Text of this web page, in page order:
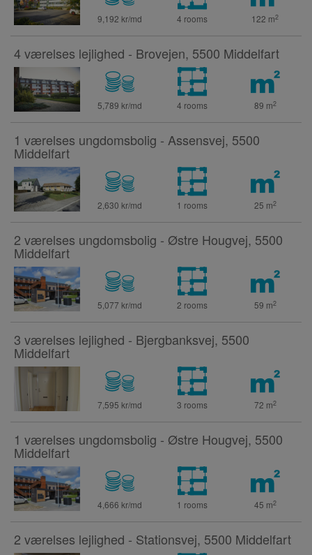
9,192 kr/md 4 rooms 122 m2
4 værelses lejlighed - Brovejen, 5500 Middelfart
5,789 kr/md 4 rooms 89 m2
1 værelses ungdomsbolig - Assensvej, 5500
Middelfart
2,630 kr/md 1 rooms 25 m2
2 værelses ungdomsbolig - Østre Hougvej, 5500
Middelfart
5,077 kr/md 2 rooms 59 m2
3 værelses lejlighed - Bjergbanksvej, 5500
Middelfart
7,595 kr/md 3 rooms 72 m2
1 værelses ungdomsbolig - Østre Hougvej, 5500
Middelfart
4,666 kr/md 1 rooms 45 m2
2 værelses lejlighed - Stationsvej, 5500 Middelfart